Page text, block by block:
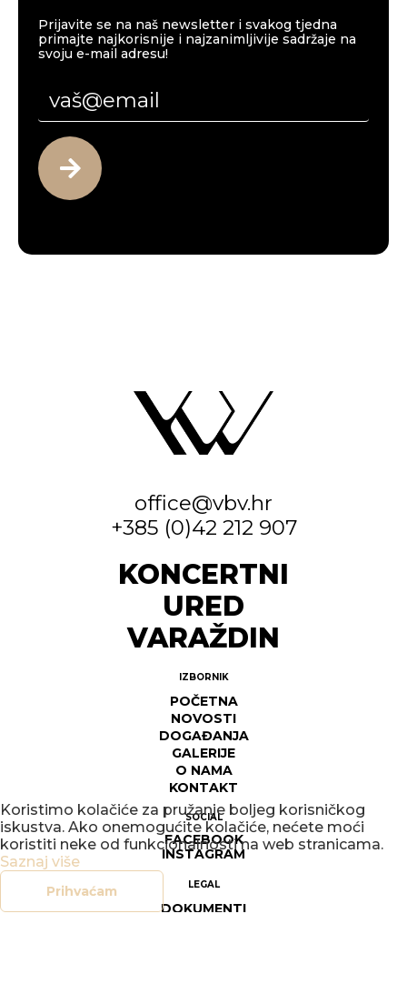
Prijavite se na naš newsletter i svakog tjedna
primajte najkorisnije i najzanimljivije sadržaje na
svoju e-mail adresu!
office@vbv.hr
+385 (0)42 212 907
KONCERTNI
URED
VARAŽDIN
IZBORNIK
POČETNA
NOVOSTI
DOGAĐANJA
GALERIJE
O NAMA
KONTAKT
SOCIAL
FACEBOOK
INSTAGRAM
LEGAL
DOKUMENTI
Koristimo kolačiće za pružanje boljeg korisničkog
iskustva. Ako onemogućite kolačiće, nećete moći
koristiti neke od funkcionalnosti na web stranicama.
Saznaj više
Prihvaćam